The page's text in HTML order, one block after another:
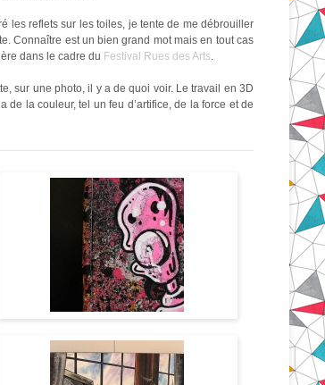
les reflets sur les toiles, je tente de me débrouiller
Connaître est un bien grand mot mais en tout cas
dans le cadre du Festival Rues des Arts.
sur une photo, il y a de quoi voir. Le travail en 3D
la couleur, tel un feu d’artifice, de la force et de